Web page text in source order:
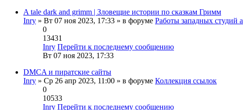
A tale dark and grimm | Зловещие истории по сказкам Гримм
Inry » Вт 07 ноя 2023, 17:33 » в форуме Работы западных студий
0
13431
Inry Перейти к последнему сообщению
Вт 07 ноя 2023, 17:33
DMCA и пиратские сайты
Inry » Ср 26 апр 2023, 11:00 » в форуме Коллекция ссылок
0
10533
Inry Перейти к последнему сообщению